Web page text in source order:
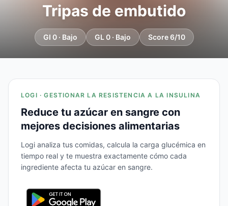
Tripas de embutido
GI 0 · Bajo GL 0 · Bajo Score 6/10
LOGI · GESTIONAR LA RESISTENCIA A LA INSULINA
Reduce tu azúcar en sangre con
mejores decisiones alimentarias
Logi analiza tus comidas, calcula la carga glucémica en
tiempo real y te muestra exactamente cómo cada
ingrediente afecta tu azúcar en sangre.